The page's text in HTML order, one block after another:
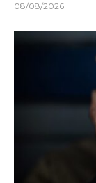
08/08/2026